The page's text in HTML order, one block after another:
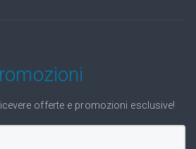
offerte e promozioni esclusive!